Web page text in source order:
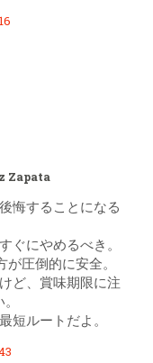
Zapata
悔することになる
ぐにやめるべき。
圧倒的に安全。
ど、賞味期限に注
短ルートだよ。